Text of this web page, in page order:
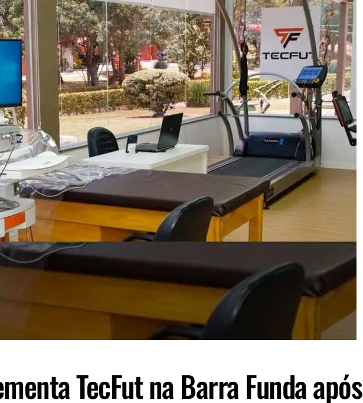
TecFut na Barra Funda após